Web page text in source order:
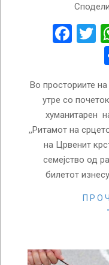
Во просториите
утре со
хуманитарен
,,Ритамот на
на Црвенит
семејство од
билетот